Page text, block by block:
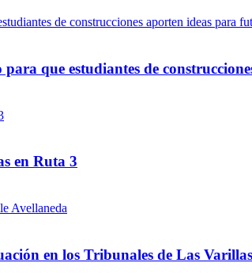
que estudiantes de
en Ruta 3
en los Tribunales de Las Varillas